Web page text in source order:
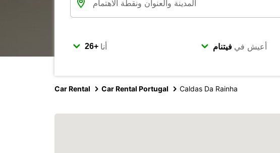
أنا أعيش في
Car Rental Car Rental Portugal Caldas Da Rainha